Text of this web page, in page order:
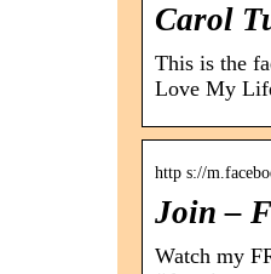
Carol
This is the
Love My
http s://
Join –
Watch my